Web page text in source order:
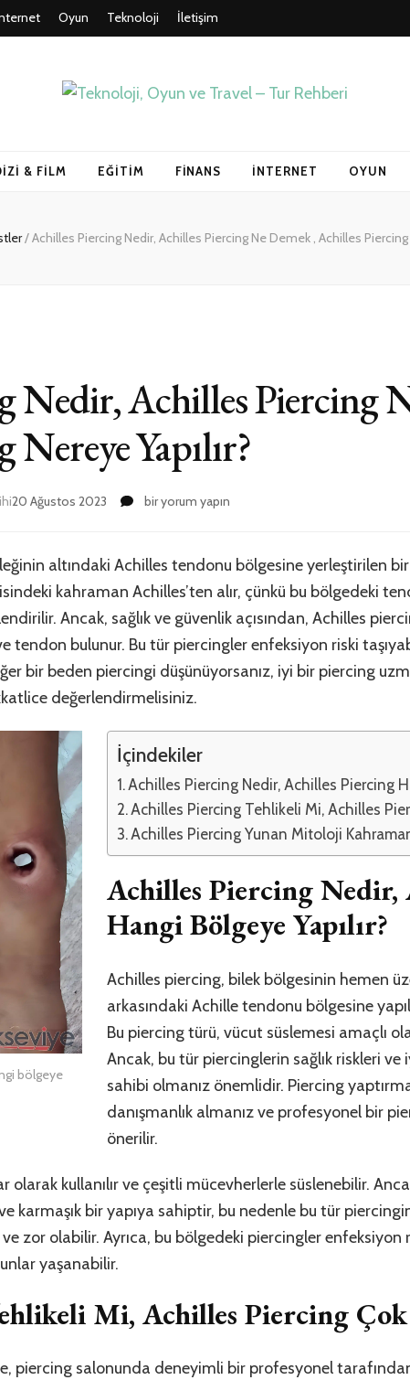
Oyun Teknoloji İletişim
& FILM EĞITIM FINANS İNTERNET OYUN
/Achilles Piercing Nedir, Achilles Piercing Ne Demek , Achilles Piercing
Nedir, Achilles Piercing
Yapılır?
20 Ağustos 2023
Achilles
Achilles
Ne
Demek
Achilles
Piercing
Nereye
için
bir yorum yapın
altındaki Achilles tendonu bölgesine yerleştirilen
kahraman Achilles’ten alır, çünkü bu bölgedeki
Ancak, sağlık ve güvenlik açısından, Achilles
tendon bulunur. Bu tür piercingler enfeksiyon riski
bir beden piercingi düşünüyorsanız, iyi bir piercing
değerlendirmelisiniz.
bölgeye
İçindekiler
Achilles Piercing Nedir, Achilles Piercing
Achilles Piercing Tehlikeli Mi, Achilles
Achilles Piercing Yunan Mitoloji
Achilles Piercing Nedir,
Hangi Bölgeye Yapılır?
Achilles piercing, bilek bölgesinin hemen
arkasındaki Achille tendonu bölgesine
Bu piercing türü, vücut süslemesi amaçlı
Ancak, bu tür piercinglerin sağlık riskleri ve
sahibi olmanız önemlidir. Piercing
danışmanlık almanız ve profesyonel bir
önerilir.
olarak kullanılır ve çeşitli mücevherlerle süslenebilir.
karmaşık bir yapıya sahiptir, bu nedenle bu tür
zor olabilir. Ayrıca, bu bölgedeki piercingler enfeksiyon
yaşanabilir.
Mi, Achilles Piercing Çok
piercing salonunda deneyimli bir profesyonel